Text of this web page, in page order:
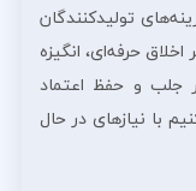
تولیدکنندگان
حرفه‌ای، انگیزه
جلب و حفظ اعتماد
با نیازهای در حال